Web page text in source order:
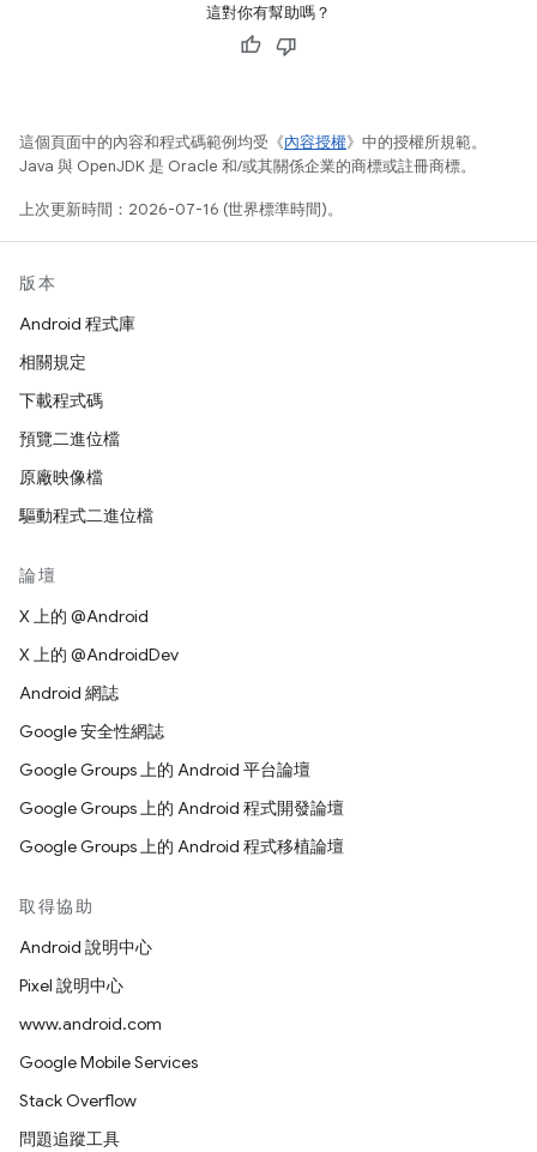
這對你有幫助嗎？
這個頁面中的內容和程式碼範例均受《內容授權》中的授權所規範。
Java 與 OpenJDK 是 Oracle 和/或其關係企業的商標或註冊商標。
上次更新時間：2026-07-16 (世界標準時間)。
版本
Android 程式庫
相關規定
下載程式碼
預覽二進位檔
原廠映像檔
驅動程式二進位檔
論壇
X 上的 @Android
X 上的 @AndroidDev
Android 網誌
Google 安全性網誌
Google Groups 上的 Android 平台論壇
Google Groups 上的 Android 程式開發論壇
Google Groups 上的 Android 程式移植論壇
取得協助
Android 說明中心
Pixel 說明中心
www.android.com
Google Mobile Services
Stack Overflow
問題追蹤工具